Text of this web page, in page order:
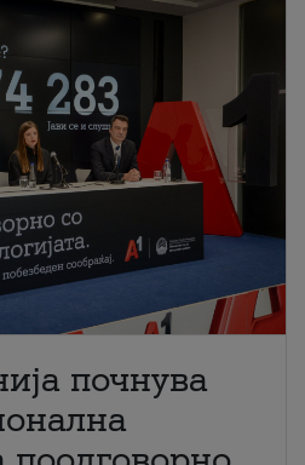
почнува